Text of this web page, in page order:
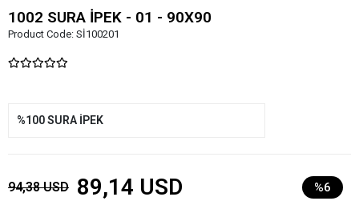
1002 SURA İPEK - 01 - 90X90
Product Code: Sİ100201
%100 SURA İPEK
94,38 USD 89,14 USD %6